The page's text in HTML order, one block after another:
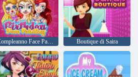
Compleanno Face Painting Boutique di Saira